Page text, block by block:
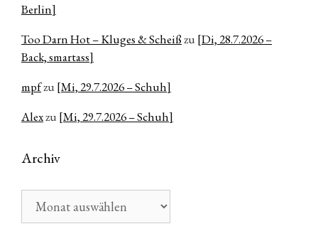
Berlin]
Too Darn Hot – Kluges & Scheißzu [Di, 28.7.2026 –
Back, smartass]
mpfzu [Mi, 29.7.2026 – Schuh]
Alexzu [Mi, 29.7.2026 – Schuh]
Archiv